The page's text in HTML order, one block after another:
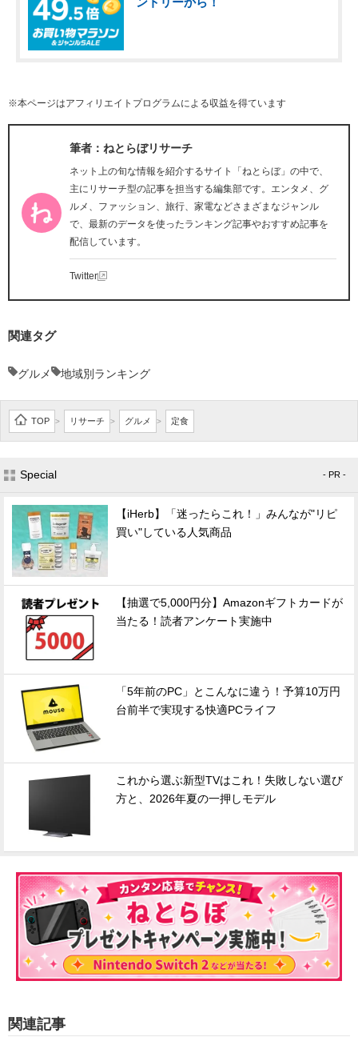
※本ページはアフィリエイトプログラムによる収益を得ています
筆者：ねとらぼリサーチ
ネット上の旬な情報を紹介するサイト「ねとらぼ」の中で、
主にリサーチ型の記事を担当する編集部です。エンタメ、グ
ルメ、ファッション、旅行、家電などさまざまなジャンル
で、最新のデータを使ったランキング記事やおすすめ記事を
配信しています。
Twitter
関連タグ
グルメ 地域別ランキング
TOP > リサーチ > グルメ > 定食
Special - PR -
【iHerb】「迷ったらこれ！」みんなが"リピ
買い"している人気商品
【抽選で5,000円分】Amazonギフトカードが
当たる！読者アンケート実施中
「5年前のPC」とこんなに違う！予算10万円
台前半で実現する快適PCライフ
これから選ぶ新型TVはこれ！失敗しない選び
方と、2026年夏の一押しモデル
関連記事